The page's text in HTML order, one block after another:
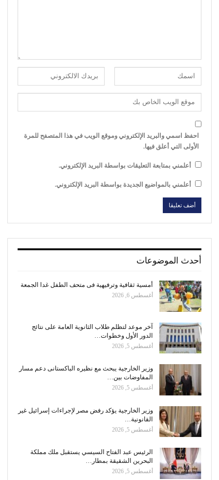
احفظ اسمي والبريد الإلكتروني وموقع الويب في هذا المتصفح للمرة
الأولى التي أعلق فيها.
أعلمني بمتابعة التعليقات بواسطة البريد الإلكتروني.
أعلمني بالمواضيع الجديدة بواسطة البريد الإلكتروني.
أحدث الموضوعات
أمسية ثقافية وترفيهية فى متحف الطفل غدا الجمعة
أغسطس 6, 2026
آخر موعد لتظلم طلاب الثانوية العامة على نتائج
الدور الأول وخطوات…
أغسطس 5, 2026
وزير الخارجية يبحث مع نظيره الباكستانى دعم مسار
المفاوضات بين…
أغسطس 5, 2026
وزير الخارجية يؤكد رفض مصر لإجراءات إسرائيل غير
القانونية…
أغسطس 5, 2026
الرئيس عبد الفتاح السيسي يستقبل ملك مملكة
البحرين الشقيقة بمطار…
أغسطس 5, 2026